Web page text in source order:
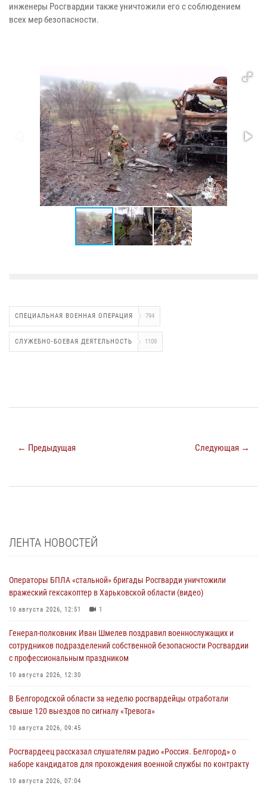
инженеры Росгвардии также уничтожили его с соблюдением
всех мер безопасности.
СПЕЦИАЛЬНАЯ ВОЕННАЯ ОПЕРАЦИЯ 794
СЛУЖЕБНО-БОЕВАЯ ДЕЯТЕЛЬНОСТЬ 1109
← Предыдущая Следующая →
ЛЕНТА НОВОСТЕЙ
Операторы БПЛА «стальной» бригады Росгварди уничтожили
вражеский гексакоптер в Харьковской области (видео)
10 августа 2026, 12:51 1
Генерал-полковник Иван Шмелев поздравил военнослужащих и
сотрудников подразделений собственной безопасности Росгвардии
с профессиональным праздником
10 августа 2026, 12:30
В Белгородской области за неделю росгвардейцы отработали
свыше 120 выездов по сигналу «Тревога»
10 августа 2026, 09:45
Росгвардеец рассказал слушателям радио «Россия. Белгород» о
наборе кандидатов для прохождения военной службы по контракту
10 августа 2026, 07:04